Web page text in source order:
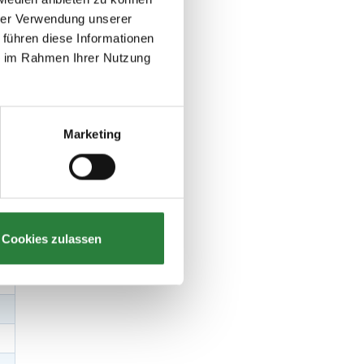
Verwendung unserer
diese Informationen
Rahmen Ihrer Nutzung
Marketing
Cookies zulassen